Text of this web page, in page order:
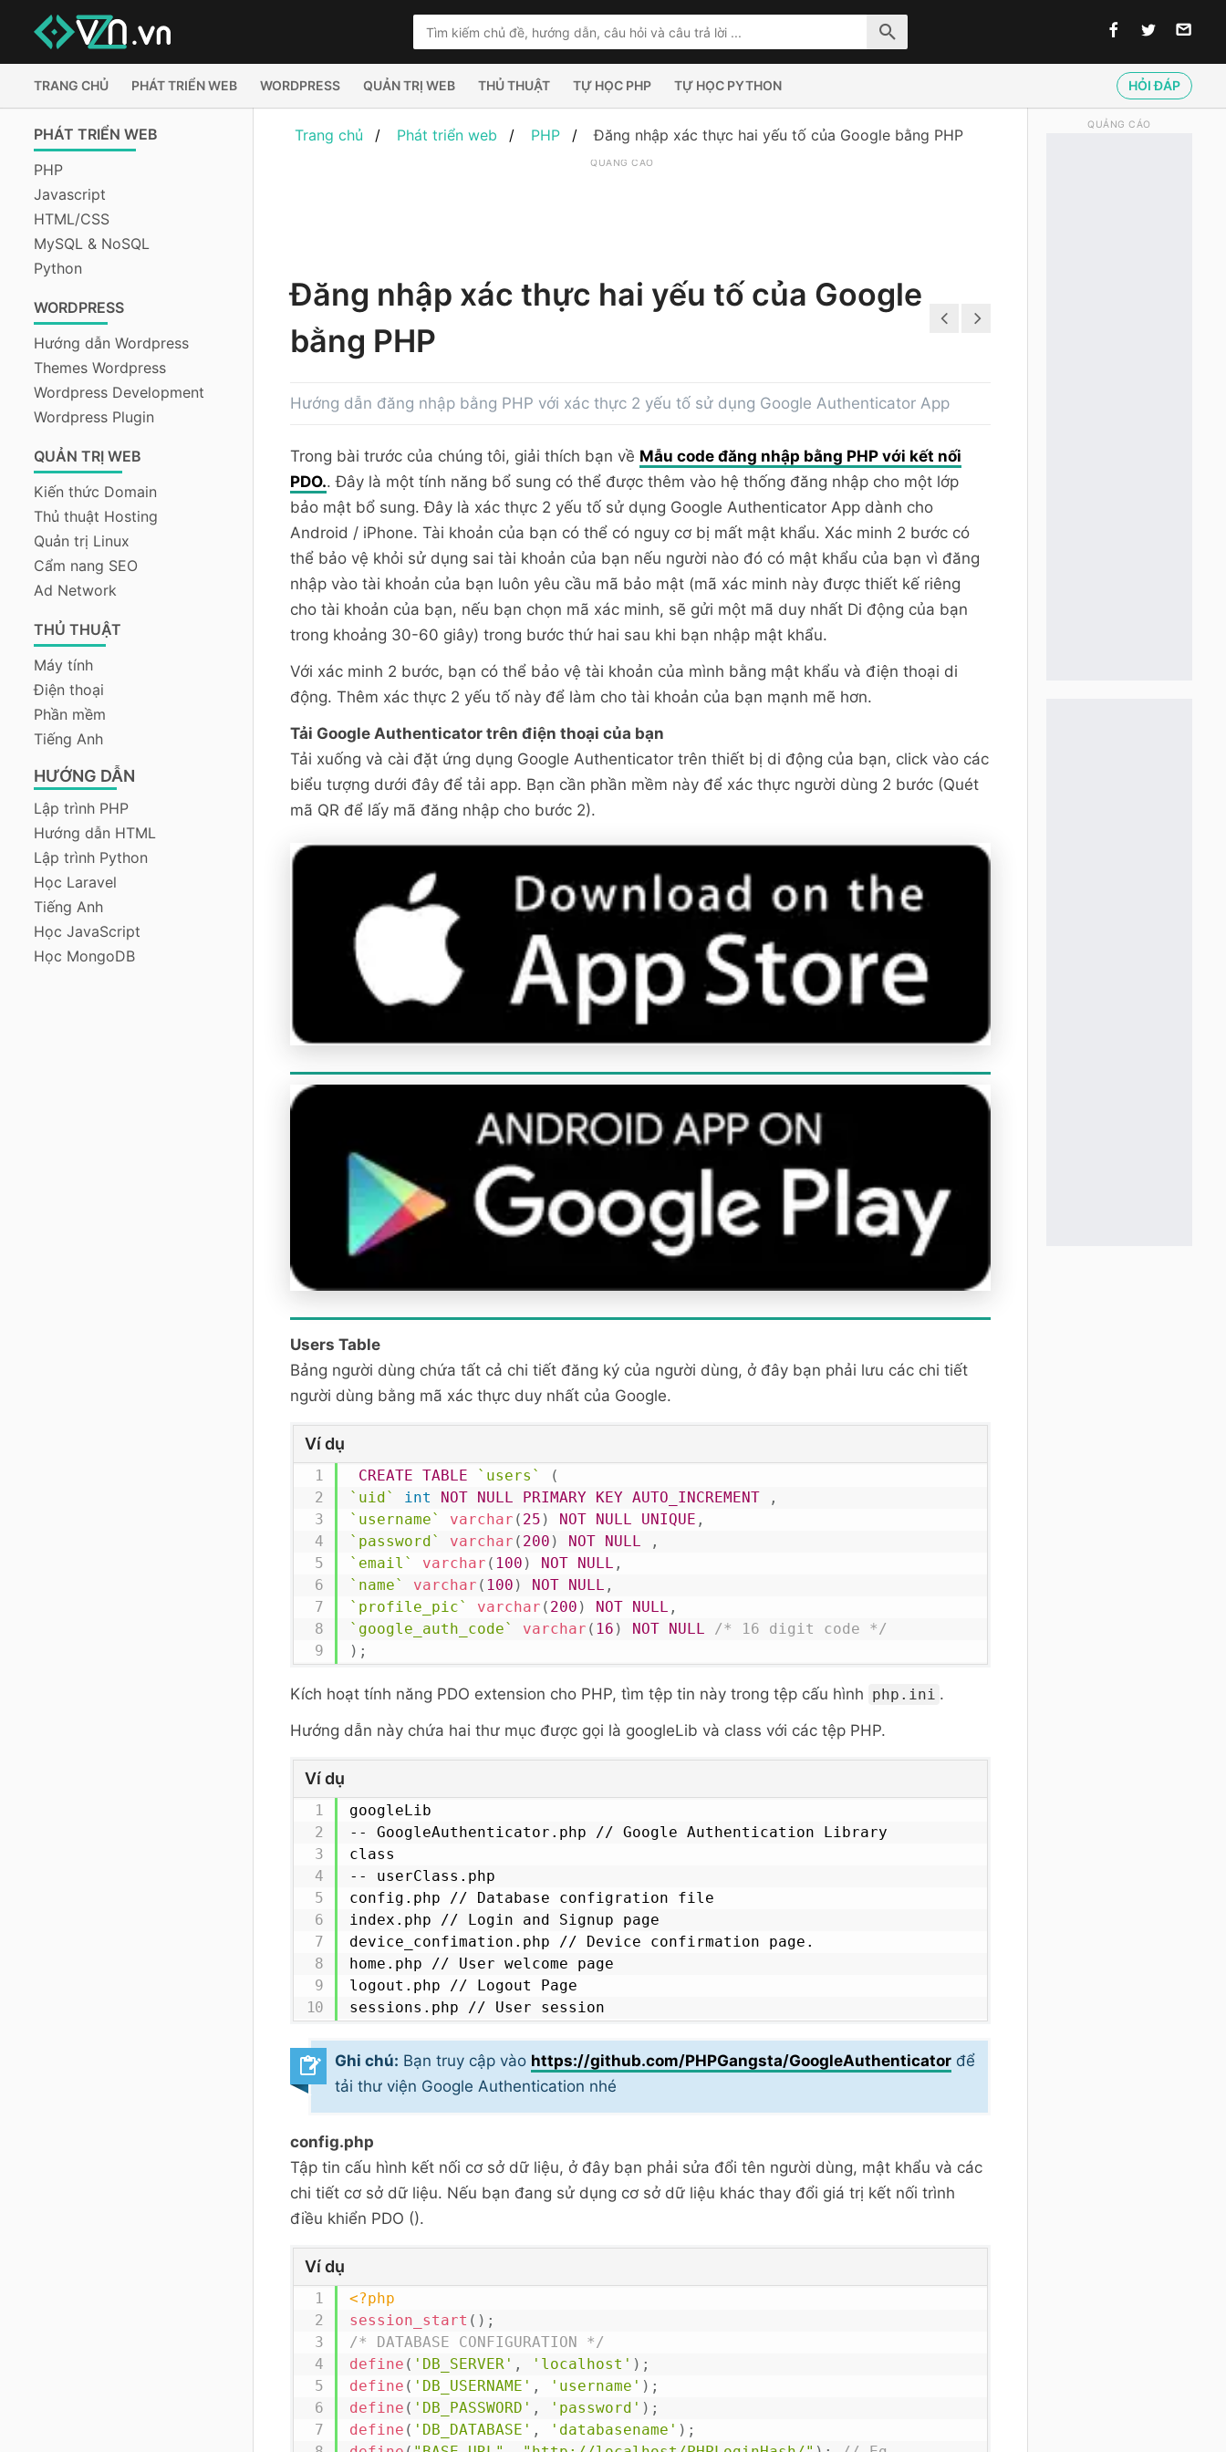
TRANG CHỦ PHÁT TRIỂN WEB WORDPRESS QUẢN TRỊ WEB THỦ THUẬT TỰ HỌC PHP TỰ HỌC PYTHON HỎI ĐÁP
PHÁT TRIỂN WEB
PHP
Javascript
HTML/CSS
MySQL & NoSQL
Python
WORDPRESS
Hướng dẫn Wordpress
Themes Wordpress
Wordpress Development
Wordpress Plugin
QUẢN TRỊ WEB
Kiến thức Domain
Thủ thuật Hosting
Quản trị Linux
Cẩm nang SEO
Ad Network
THỦ THUẬT
Máy tính
Điện thoại
Phần mềm
Tiếng Anh
HƯỚNG DẪN
Lập trình PHP
Hướng dẫn HTML
Lập trình Python
Học Laravel
Tiếng Anh
Học JavaScript
Học MongoDB
Trang chủ Phát triển web PHP Đăng nhập xác thực hai yếu tố của Google bằng PHP
QUẢNG CÁO
Đăng nhập xác thực hai yếu tố của Google
bằng PHP
Hướng dẫn đăng nhập bằng PHP với xác thực 2 yếu tố sử dụng Google Authenticator App
Trong bài trước của chúng tôi, giải thích bạn về Mẫu code đăng nhập bằng PHP với kết nối
PDO.. Đây là một tính năng bổ sung có thể được thêm vào hệ thống đăng nhập cho một lớp
bảo mật bổ sung. Đây là xác thực 2 yếu tố sử dụng Google Authenticator App dành cho
Android / iPhone. Tài khoản của bạn có thể có nguy cơ bị mất mật khẩu. Xác minh 2 bước có
thể bảo vệ khỏi sử dụng sai tài khoản của bạn nếu người nào đó có mật khẩu của bạn vì đăng
nhập vào tài khoản của bạn luôn yêu cầu mã bảo mật (mã xác minh này được thiết kế riêng
cho tài khoản của bạn, nếu bạn chọn mã xác minh, sẽ gửi một mã duy nhất Di động của bạn
trong khoảng 30-60 giây) trong bước thứ hai sau khi bạn nhập mật khẩu.
Với xác minh 2 bước, bạn có thể bảo vệ tài khoản của mình bằng mật khẩu và điện thoại di
động. Thêm xác thực 2 yếu tố này để làm cho tài khoản của bạn mạnh mẽ hơn.
Tải Google Authenticator trên điện thoại của bạn
Tải xuống và cài đặt ứng dụng Google Authenticator trên thiết bị di động của bạn, click vào các
biểu tượng dưới đây để tải app. Bạn cần phần mềm này để xác thực người dùng 2 bước (Quét
mã QR để lấy mã đăng nhập cho bước 2).
Users Table
Bảng người dùng chứa tất cả chi tiết đăng ký của người dùng, ở đây bạn phải lưu các chi tiết
người dùng bằng mã xác thực duy nhất của Google.
Ví dụ
CREATE TABLE `users`
(
`uid`
int NOT NULL PRIMARY KEY AUTO_INCREMENT
,
`username`
varchar ( 25 ) NOT NULL UNIQUE ,
`password`
varchar ( 200 ) NOT NULL
,
`email`
varchar ( 100 ) NOT NULL ,
`name`
varchar ( 100 ) NOT NULL ,
`profile_pic`
varchar ( 200 ) NOT NULL ,
`google_auth_code`
varchar ( 16 ) NOT NULL
/* 16 digit code */
) ;
Kích hoạt tính năng PDO extension cho PHP, tìm tệp tin này trong tệp cấu hình php.ini .
Hướng dẫn này chứa hai thư mục được gọi là googleLib và class với các tệp PHP.
Ví dụ
googleLib
-- GoogleAuthenticator.php // Google Authentication Library
class
-- userClass.php
config.php // Database configration file
index.php // Login and Signup page
device_confimation.php // Device confirmation page.
home.php // User welcome page
logout.php // Logout Page
sessions.php // User session
Ghi chú: Bạn truy cập vào https://github.com/PHPGangsta/GoogleAuthenticator để
tải thư viện Google Authentication nhé
config.php
Tập tin cấu hình kết nối cơ sở dữ liệu, ở đây bạn phải sửa đổi tên người dùng, mật khẩu và các
chi tiết cơ sở dữ liệu. Nếu bạn đang sử dụng cơ sở dữ liệu khác thay đổi giá trị kết nối trình
điều khiển PDO ().
Ví dụ
<?php
session_start ( ) ;
/* DATABASE CONFIGURATION */
define ( 'DB_SERVER' , 'localhost' ) ;
define ( 'DB_USERNAME' , 'username' ) ;
define ( 'DB_PASSWORD' , 'password' ) ;
define ( 'DB_DATABASE' , 'databasename' ) ;
QUẢNG CÁO